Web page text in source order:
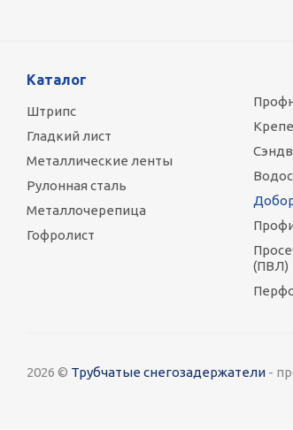
Каталог
Штрипс
Гладкий лист
Металлические ленты
Рулонная сталь
Металлочерепица
Гофролист
(ПВЛ)
2026 © Трубчатые снегозадержатели -